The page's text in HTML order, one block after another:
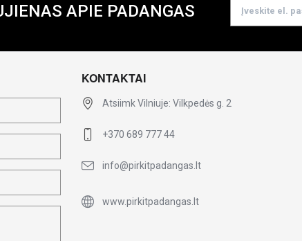
APIE PADANGAS
KONTAKTAI
Atsiimk Vilniuje: Vilkpedės g. 2
+370 689 777 44
info@pirkitpadangas.lt
www.pirkitpadangas.lt